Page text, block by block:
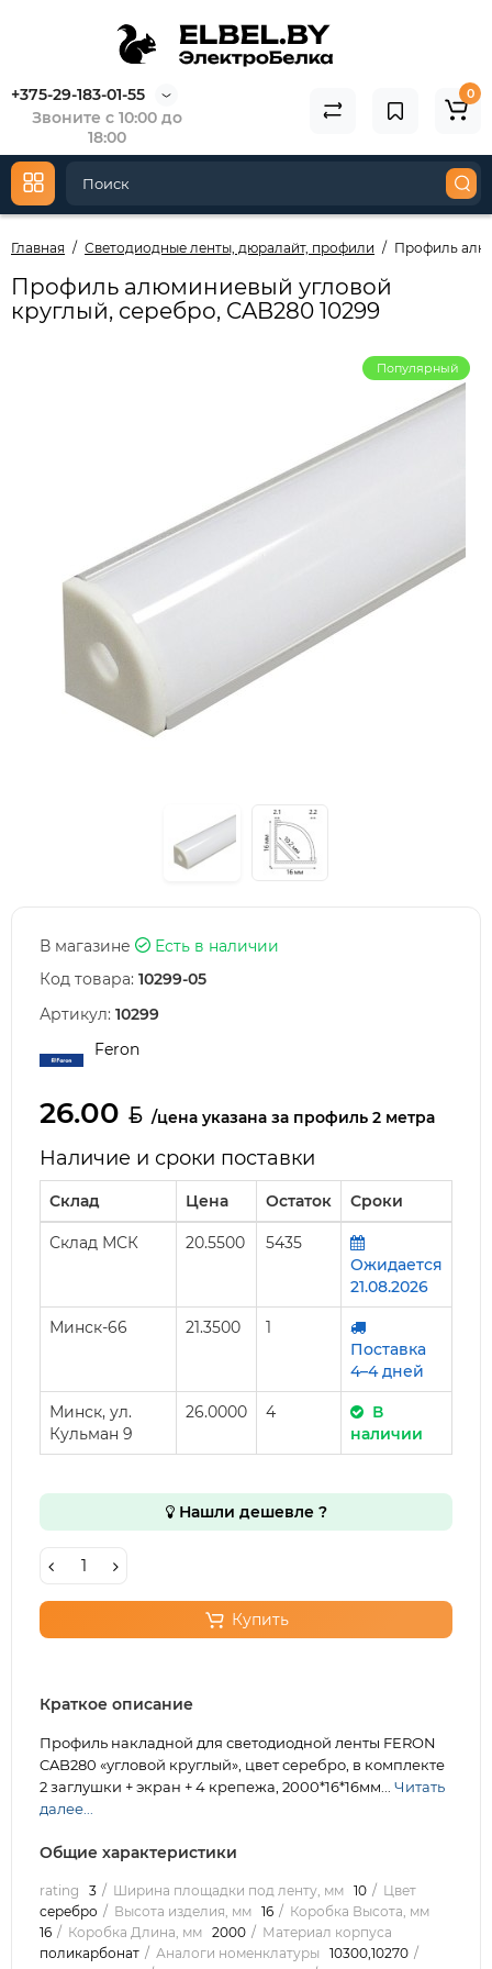
+375-29-183-01-55
Звоните с 10:00 до
18:00
0
Главная Светодиодные ленты, дюралайт, профили Профиль
Профиль алюминиевый угловой
круглый, серебро, CAB280 10299
Популярный
В магазине
Есть в наличии
Код товара: 10299-05
Артикул: 10299
Feron
26.00 /цена указана за профиль 2 метра
Наличие и сроки поставки
Склад Цена Остаток Сроки
Склад МСК 20.5500
5435
Ожидается
21.08.2026
Минск-66 21.3500
1
Поставка
4–4 дней
Минск, ул.
Кульман 9
26.0000 4
В
наличии
Нашли дешевле ?
Купить
Краткое описание
Профиль накладной для светодиодной ленты FERON
CAB280 «угловой круглый», цвет серебро, в комплекте
2 заглушки + экран + 4 крепежа, 2000*16*16мм... Читать
далее...
Общие характеристики
rating 3 Ширина площадки под ленту, мм 10
Цвет
серебро
Высота изделия, мм 16
Коробка Высота, мм
16
Коробка Длина, мм 2000
Материал корпуса
поликарбонат
Аналоги номенклатуры
10300,10270